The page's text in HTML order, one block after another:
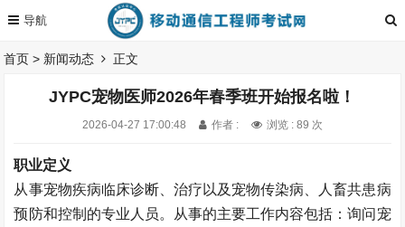
首页 > 新闻动态 正文
JYPC宠物医师2026年春季班开始报名啦！
2026-04-27 17:00:48 作者 : 浏览 : 89 次
职业定义
从事宠物疾病临床诊断、治疗以及宠物传染病、人畜共患病
预防和控制的专业人员。从事的主要工作内容包括：询问宠